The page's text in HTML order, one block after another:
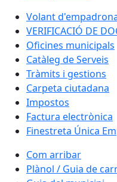
Volant
VERIFICACIÓ DE
Oficines municipals
Catàleg de Serveis
Tràmits i gestions
Carpeta ciutadana
Impostos
Factura electrònica
Finestreta Única
Com arribar
Plànol / Guia de